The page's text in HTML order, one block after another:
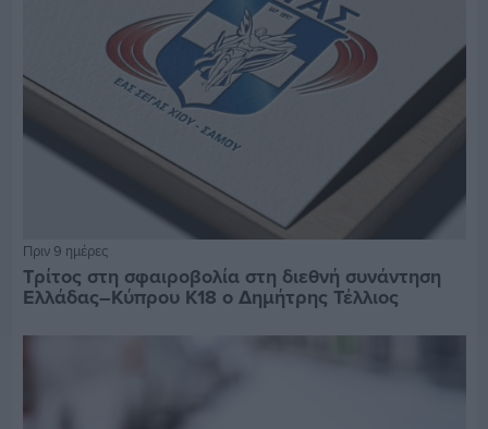
Πριν 9 ημέρες
Τρίτος στη σφαιροβολία στη διεθνή συνάντηση
Ελλάδας–Κύπρου Κ18 ο Δημήτρης Τέλλιος